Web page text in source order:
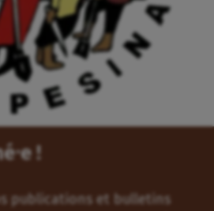
!
publications et bulletins